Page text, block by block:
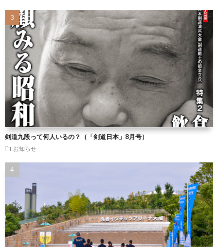
剣道九段って何人いるの？（「剣道日本」8月号）
お知らせ